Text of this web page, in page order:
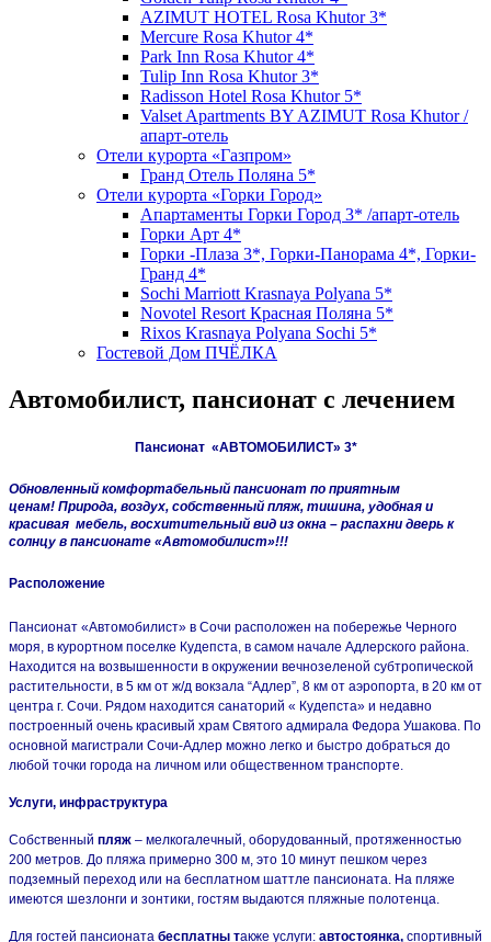
AZIMUT HOTEL Rosa Khutor 3*
Mercure Rosa Khutor 4*
Park Inn Rosa Khutor 4*
Tulip Inn Rosa Khutor 3*
Radisson Hotel Rosa Khutor 5*
Valset Apartments BY AZIMUT Rosa Khutor /
апарт-отель
Отели курорта «Газпром»
Гранд Отель Поляна 5*
Отели курорта «Горки Город»
Апартаменты Горки Город 3* /апарт-отель
Горки Арт 4*
Горки -Плаза 3*, Горки-Панорама 4*, Горки-
Гранд 4*
Sochi Marriott Krasnaya Polyana 5*
Novotel Resort Красная Поляна 5*
Rixos Krasnaya Polyana Sochi 5*
Гостевой Дом ПЧЁЛКА
Автомобилист, пансионат с лечением
Пансионат «АВТОМОБИЛИСТ» 3*
Обновленный комфортабельный пансионат по приятным
ценам! Природа, воздух, собственный пляж, тишина, удобная и
красивая мебель, восхитительный вид из окна – распахни дверь к
солнцу в пансионате «Автомобилист»!!!
Расположение
Пансионат «Автомобилист» в Сочи расположен на побережье Черного
моря, в курортном поселке Кудепста, в самом начале Адлерского района.
Находится на возвышенности в окружении вечнозеленой субтропической
растительности, в 5 км от ж/д вокзала “Адлер”, 8 км от аэропорта, в 20 км от
центра г. Сочи. Рядом находится санаторий « Кудепста» и недавно
построенный очень красивый храм Святого адмирала Федора Ушакова. По
основной магистрали Сочи-Адлер можно легко и быстро добраться до
любой точки города на личном или общественном транспорте.
Услуги, инфраструктура
Собственный пляж – мелкогалечный, оборудованный, протяженностью
200 метров. До пляжа примерно 300 м, это 10 минут пешком через
подземный переход или на бесплатном шаттле пансионата. На пляже
имеются шезлонги и зонтики, гостям выдаются пляжные полотенца.
Для гостей пансионата бесплатны также услуги: автостоянка, спортивный